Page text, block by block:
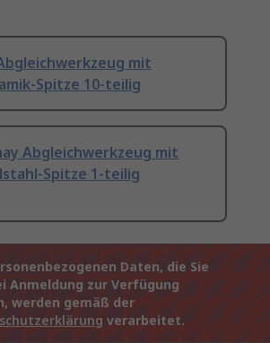
mit
Spitze 10-teilig
Abgleichwerkzeug mit
Spitze 1-teilig
Daten, die Sie
Anmeldung zur Verfügung
werden gemäß der
verarbeitet.